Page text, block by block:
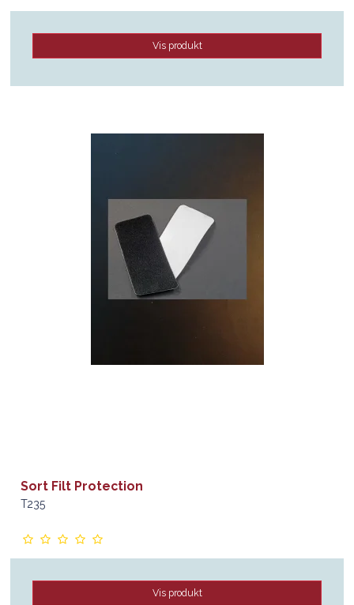
Vis produkt
Sort Filt Protection
T235
Vis produkt